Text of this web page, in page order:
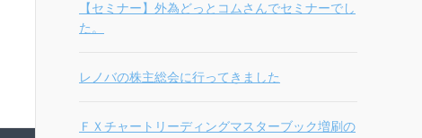
【セミナー】外為どっとコムさんでセミナーでし
た。
レノバの株主総会に行ってきました
ＦＸチャートリーディングマスターブック増刷の